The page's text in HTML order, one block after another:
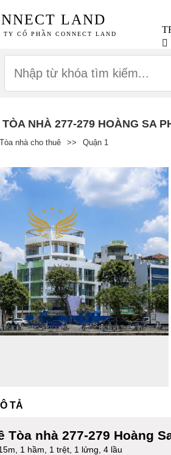
LAND
TY CỔ PHẦN CONNECT LAND
TÒA NHÀ 277-279 HOÀNG SA
Tòa nhà cho thuê >> Quận 1
TẢ
Tòa nhà 277-279 Hoàng
1 hầm, 1 trệt, 1 lửng, 4 lầu